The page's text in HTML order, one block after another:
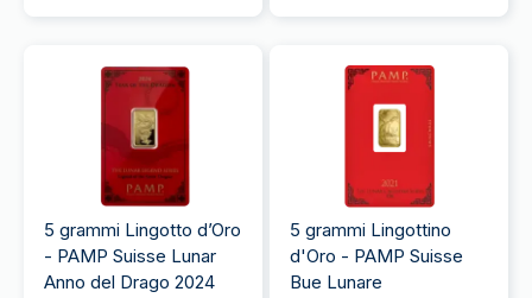
5 grammi Lingotto d’Oro
- PAMP Suisse Lunar
Anno del Drago 2024
5 grammi Lingottino
d'Oro - PAMP Suisse
Bue Lunare